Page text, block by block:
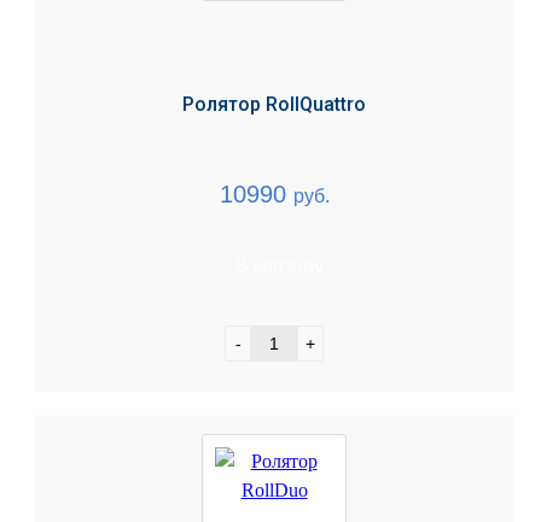
Ролятор RollQuattro
10990 руб.
- +